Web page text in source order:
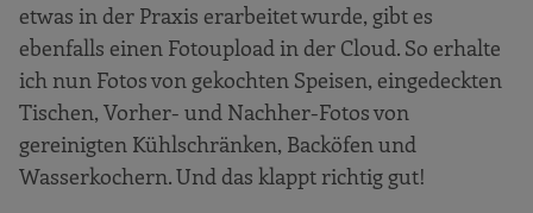
etwas in der Praxis erarbeitet wurde, gibt es
ebenfalls einen Fotoupload in der Cloud. So erhalte
ich nun Fotos von gekochten Speisen, eingedeckten
Tischen, Vorher- und Nachher-Fotos von
gereinigten Kühlschränken, Backöfen und
Wasserkochern. Und das klappt richtig gut!